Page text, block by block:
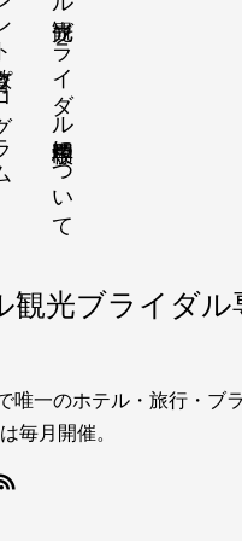
京都ホテル観光ブライダル専門学校について
グラム
光ブライダル
一のホテル・旅行・ブ
毎月開催。